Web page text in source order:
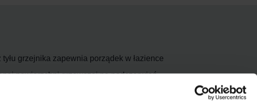
grzejnika zapewnia porządek w łazience
powierzchni grzewczej na podczerwień
sterownika